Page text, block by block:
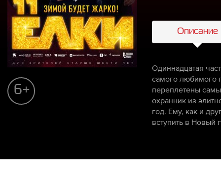
6+
Описание
Одиннадцатая
самого любимого
переплетены
охранник из
год. Ему, как и
вступить в Новый